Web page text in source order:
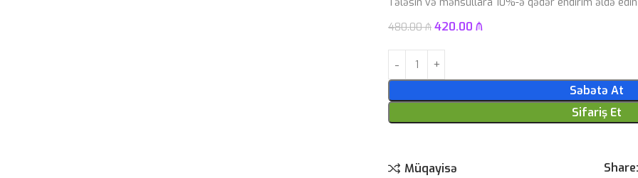
480.00₼ 420.00₼
Səbətə At
Sifariş Et
Müqayisə